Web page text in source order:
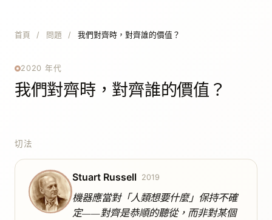
首頁 / 問題 / 我們對齊時，對齊誰的價值？
2020 年代
我們對齊時，對齊誰的價值？
切法
Stuart Russell 2019
機器應當對「人類想要什麼」保持不確
定——對齊是恭順的聽從，而非對某個